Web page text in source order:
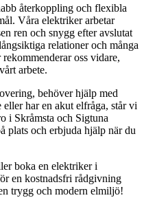
återkoppling och flexibla
Våra elektriker arbetar
ren och snygg efter avslutat
relationer och många
oss vidare,
arbete.
behöver hjälp med
har en akut elfråga, står vi
i Skråmsta och Sigtuna
plats och erbjuda hjälp när du
boka en elektriker i
en kostnadsfri rådgivning
trygg och modern elmiljö!